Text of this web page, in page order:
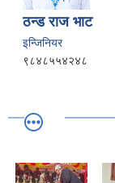
ठन्ड राज भाट
इन्जिनियर
९८४८५५४२४८